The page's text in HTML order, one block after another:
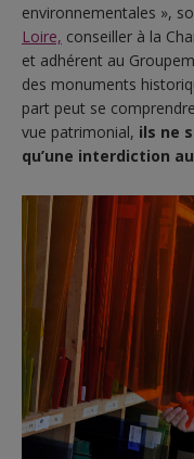
environnementales »,
Loire, conseiller à la
et adhérent au
des monuments
part peut se
vue patrimonial, ils ne
qu’une interdiction